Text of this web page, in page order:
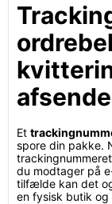
Et
spore din pakke.
du modtager på
tilfælde kan det
en fysisk butik